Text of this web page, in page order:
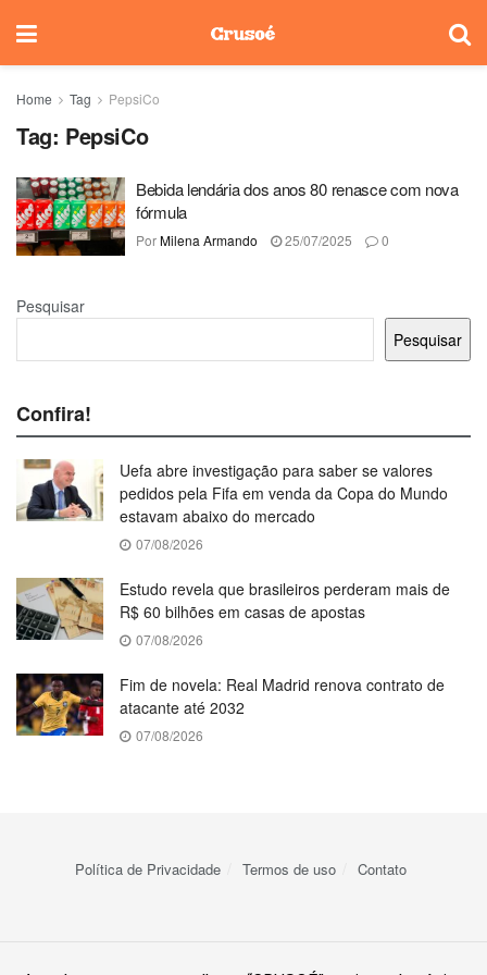
Home Tag PepsiCo
Tag: PepsiCo
Bebida lendária dos anos 80 renasce com nova
fórmula
PorMilena Armando 25/07/2025 0
Pesquisar
Pesquisar
Confira!
Uefa abre investigação para saber se valores
pedidos pela Fifa em venda da Copa do Mundo
estavam abaixo do mercado
07/08/2026
Estudo revela que brasileiros perderam mais de
R$ 60 bilhões em casas de apostas
07/08/2026
Fim de novela: Real Madrid renova contrato de
atacante até 2032
07/08/2026
Política de Privacidade Termos de uso Contato